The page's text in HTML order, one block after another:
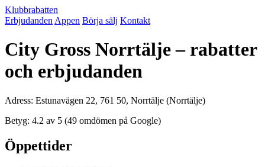
Klubbrabatten
Erbjudanden Appen Börja sälj Kontakt
City Gross Norrtälje – rabatter
och erbjudanden
Adress: Estunavägen 22, 761 50, Norrtälje (Norrtälje)
Betyg: 4.2 av 5 (49 omdömen på Google)
Öppettider